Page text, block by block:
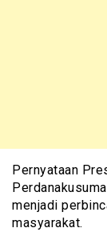
Pernyataan
menjadi
masyarakat.